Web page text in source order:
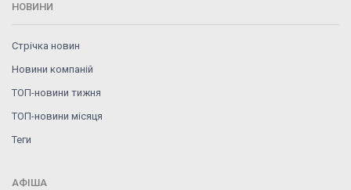
НОВИНИ
Стрічка новин
Новини компаній
ТОП-новини тижня
ТОП-новини місяця
Теги
АФІША